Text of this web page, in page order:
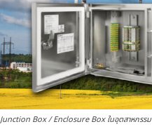
Junction Box / Enclosure Box ในอุตสาหกรรม